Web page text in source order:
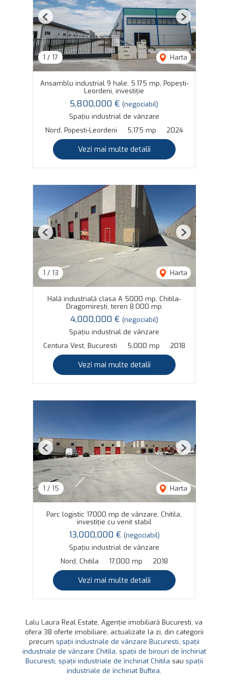
1 / 17 Harta
Previous Next
Ansamblu industrial 9 hale, 5.175 mp, Popești-
Leordeni, investiție
5,800,000 € (negociabil)
Spațiu industrial de vânzare
Nord, Popesti-Leordeni
5,175 mp 2024
Vezi mai multe detalii
1 / 13 Harta
Previous Next
Hală industrială clasa A 5000 mp, Chitila-
Dragomirești, teren 8.000 mp
4,000,000 € (negociabil)
Spațiu industrial de vânzare
Centura Vest, Bucuresti
5,000 mp 2018
Vezi mai multe detalii
1 / 15 Harta
Previous Next
Parc logistic 17000 mp de vânzare, Chitila,
investiție cu venit stabil
13,000,000 € (negociabil)
Spațiu industrial de vânzare
Nord, Chitila
17,000 mp 2018
Vezi mai multe detalii
Lalu Laura Real Estate, Agenție imobiliară Bucuresti, va
ofera 38 oferte imobiliare, actualizate la zi, din categorii
precum spații industriale de vânzare Bucuresti, spații
industriale de vânzare Chitila, spații de birouri de închiriat
Bucuresti, spații industriale de închiriat Chitila sau spații
industriale de închiriat Buftea.